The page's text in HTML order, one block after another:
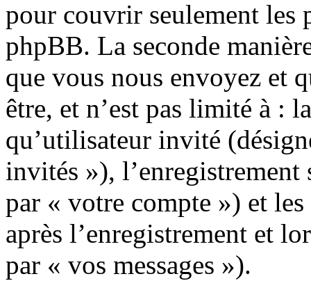
pour couvrir seulement les
phpBB. La seconde
que vous nous envoyez et
être, et n’est pas limité à :
qu’utilisateur invité
invités »),
par « votre compte ») et
après l’enregistrement et
par « vos messages »).